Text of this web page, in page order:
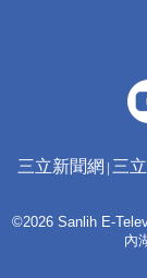
三立新聞網 三
©2026 Sanlih E-
內